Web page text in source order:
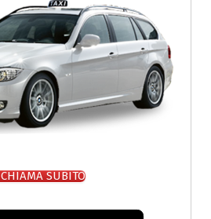
CHIAMA SUBITO